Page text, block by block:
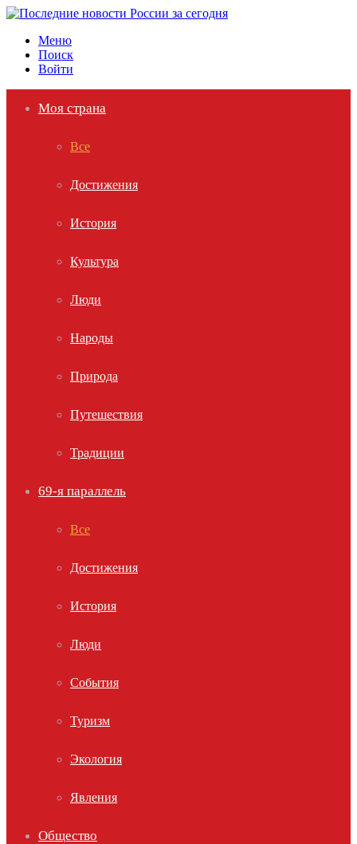
Меню
Поиск
Войти
Моя страна
Все
Достижения
История
Культура
Люди
Народы
Природа
Путешествия
Традиции
69-я параллель
Все
Достижения
История
Люди
События
Туризм
Экология
Явления
Общество